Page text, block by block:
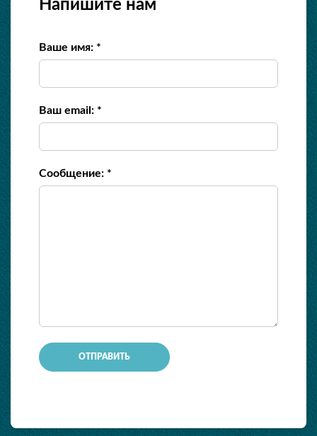
Напишите нам
Ваше имя: *
Ваш email: *
Сообщение: *
ОТПРАВИТЬ